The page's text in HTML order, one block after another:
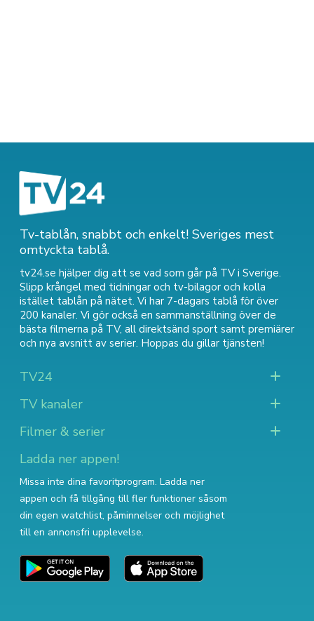
Tv-tablån, snabbt och enkelt! Sveriges mest
omtyckta tablå.
tv24.se hjälper dig att se vad som går på TV i Sverige.
Slipp krångel med tidningar och tv-bilagor och kolla
istället tablån på nätet. Vi har 7-dagars tablå för över
200 kanaler. Vi gör också en sammanställning över de
bästa filmerna på TV, all direktsänd sport samt premiärer
och nya avsnitt av serier. Hoppas du gillar tjänsten!
TV24
TV kanaler
Filmer & serier
Ladda ner appen!
Missa inte dina favoritprogram. Ladda ner
appen och få tillgång till fler funktioner såsom
din egen watchlist, påminnelser och möjlighet
till en annonsfri upplevelse.